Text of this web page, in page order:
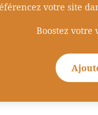
votre site
Boostez